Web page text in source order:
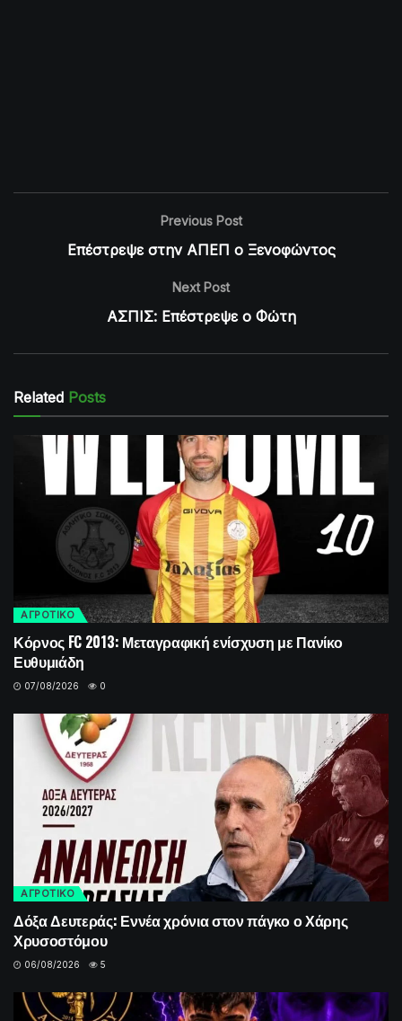
Previous Post
Επέστρεψε στην ΑΠΕΠ ο Ξενοφώντος
Next Post
ΑΣΠΙΣ: Επέστρεψε ο Φώτη
Related Posts
ΑΓΡΟΤΙΚΟ
Κόρνος FC 2013: Μεταγραφική ενίσχυση με Πανίκο
Ευθυμιάδη
07/08/2026 0
ΑΓΡΟΤΙΚΟ
Δόξα Δευτεράς: Εννέα χρόνια στον πάγκο ο Χάρης
Χρυσοστόμου
06/08/2026 5